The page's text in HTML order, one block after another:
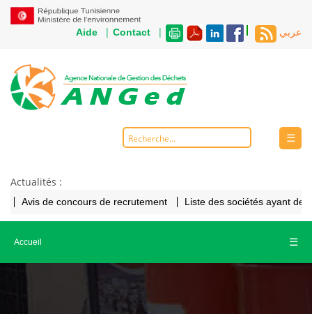
Aide | Contact | عربي
☰
Actualités :
Avis de concours de recrutement Liste des sociétés ayant
Accueil ☰